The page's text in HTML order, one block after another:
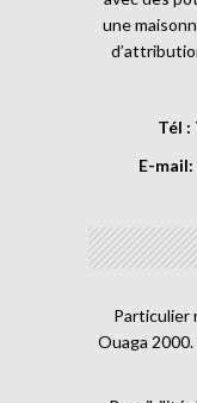
une
Tél :
E-mail:
Particulier
Ouaga